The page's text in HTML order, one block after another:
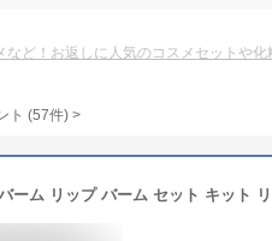
など！お返しに人気のコスメセットや化
ト (57件) >